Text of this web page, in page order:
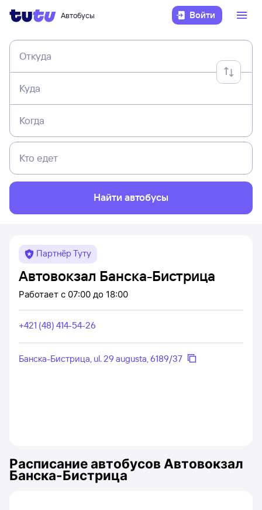
Автобусы Войти
Откуда
Куда
Когда
Кто едет
Найти автобусы
Партнёр Туту
Автовокзал Банска-Бистрица
Работает с 07:00 до 18:00
+421 (48) 414-54-26
Банска-Бистрица, ul. 29 augusta, 6189/37
Расписание автобусов Автовокзал
Банска-Бистрица